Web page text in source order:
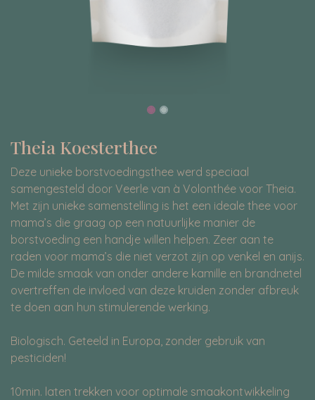
Theia Koesterthee
Deze unieke borstvoedingsthee werd speciaal
samengesteld door Veerle van à Volonthée voor Theia.
Met zijn unieke samenstelling is het een ideale thee voor
mama’s die graag op een natuurlijke manier de
borstvoeding een handje willen helpen. Zeer aan te
raden voor mama’s die niet verzot zijn op venkel en anijs.
De milde smaak van onder andere kamille en brandnetel
overtreffen de invloed van deze kruiden zonder afbreuk
te doen aan hun stimulerende werking.
Biologisch. Geteeld in Europa, zonder gebruik van
pesticiden!
10min. laten trekken voor optimale smaakontwikkeling